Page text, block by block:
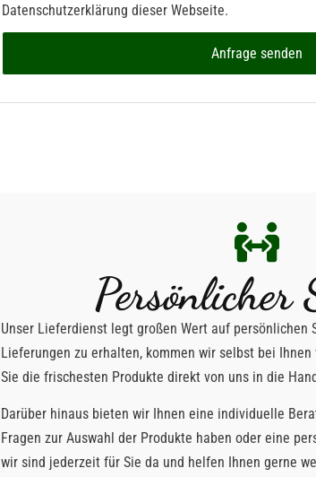
Datenschutzerklärung dieser Webseite.
Anfrage senden
Persönlicher
Unser Lieferdienst legt großen Wert auf persönlichen
Lieferungen zu erhalten, kommen wir selbst bei
Sie die frischesten Produkte direkt von uns in die
Darüber hinaus bieten wir Ihnen eine individuelle
Fragen zur Auswahl der Produkte haben oder eine
wir sind jederzeit für Sie da und helfen Ihnen gerne